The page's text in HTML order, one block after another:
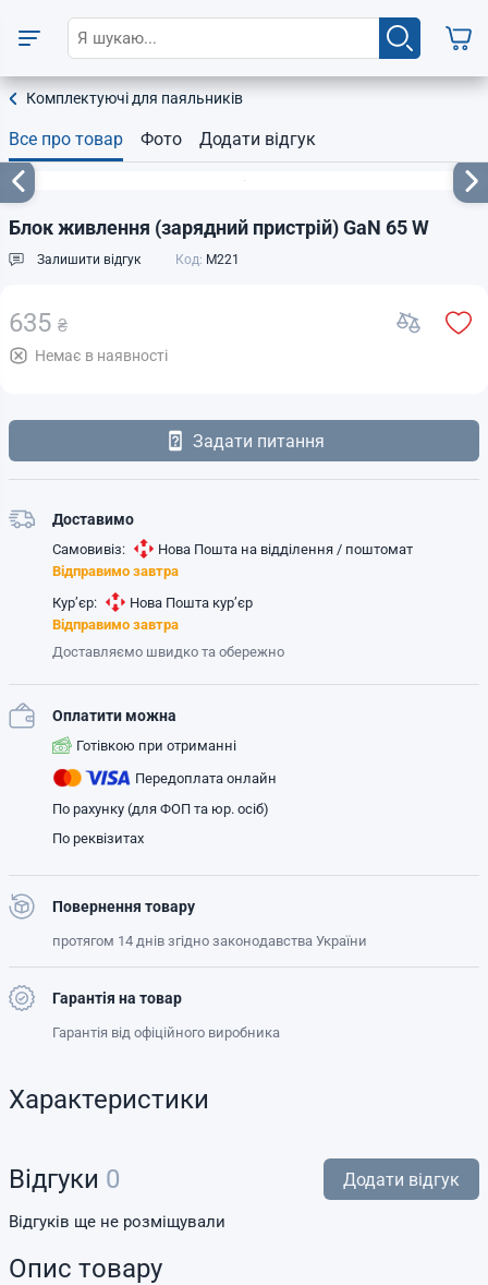
Комплектуючі для паяльників
Все про товар Фото Додати відгук
Блок живлення (зарядний пристрій) GaN 65 W
Залишити відгук Код: M221
635 ₴
Немає в наявності
Задати питання
Доставимо
Самовивіз:
Нова Пошта на відділення / поштомат
Відправимо завтра
Кур’єр:
Нова Пошта кур’єр
Відправимо завтра
Доставляємо швидко та обережно
Оплатити можна
Готівкою при отриманні
Передоплата онлайн
По рахунку (для ФОП та юр. осіб)
По реквізитах
Повернення товару
протягом 14 днів згідно законодавства України
Гарантія на товар
Гарантія від офіційного виробника
Характеристики
Відгуки 0 Додати відгук
Відгуків ще не розміщували
Опис товару